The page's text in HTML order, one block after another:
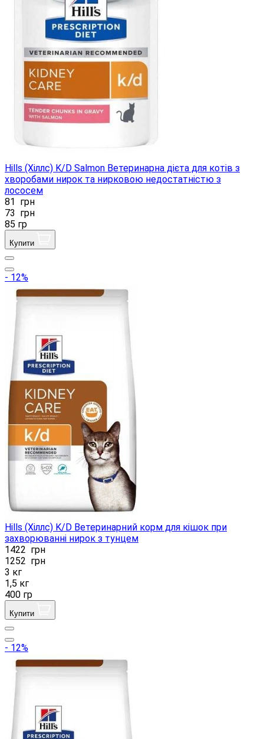
Hills (Хіллс) K/D Salmon Ветеринарна дієта для котів з
хворобами нирок та нирковою недостатністю з
лососем
81
грн
73 грн
85 гр
Купити
- 12%
Hills (Хіллс) K/D Ветеринарний корм для кішок при
захворюванні нирок з тунцем
1422 грн
1252 грн
3 кг
1,5 кг
400 гр
Купити
- 12%